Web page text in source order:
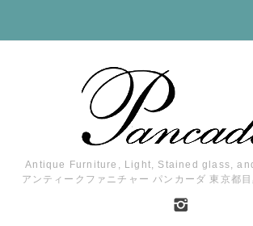
Antique Furniture, Light, Stained glass,
アンティークファニチャー パンカーダ 東京都